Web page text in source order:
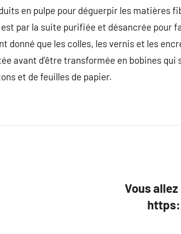
en pulpe pour déguerpir les matières
par la suite purifiée et désancrée pour
que les colles, les vernis et les
avant d’être transformée en bobines qui
et de feuilles de papier.
Vous